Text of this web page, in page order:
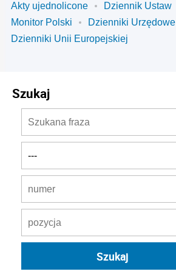
Akty ujednolicone
Dziennik Ustaw
Monitor Polski
Dzienniki Urzędowe
Dzienniki Unii Europejskiej
Szukaj